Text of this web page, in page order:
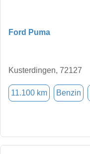
Ford Puma
Kusterdingen, 72127
11.100 km Benzin